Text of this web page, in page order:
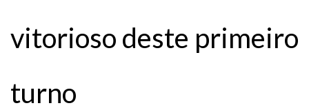
vitorioso deste primeiro
turno